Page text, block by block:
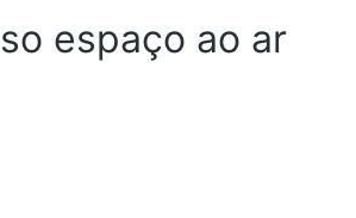
espaço ao ar